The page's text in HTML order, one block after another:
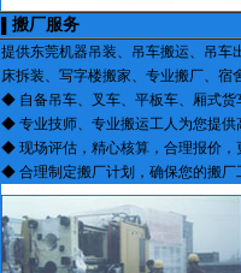
搬厂服务
提供东莞机器吊装、吊车搬运、吊车
床拆装、写字楼搬家、专业搬厂、宿
◆ 自备吊车、叉车、平板车、厢式货
◆ 专业技师、专业搬运工人为您提供
◆ 现场评估，精心核算，合理报价，
◆ 合理制定搬厂计划，确保您的搬厂